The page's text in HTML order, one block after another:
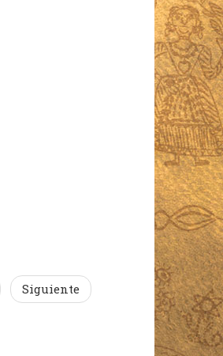
Siguiente